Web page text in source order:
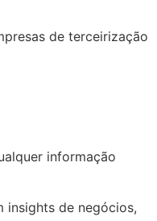
de terceirização
informação
insights de negócios,